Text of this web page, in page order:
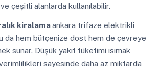
çeşitli alanlarda kullanılabilir.
kiralamaankara trifaze elektrikli
bu da hem bütçenize dost hem de çevreye
sunar. Düşük yakıt tüketimi ısımak
verimlilikleri sayesinde daha az miktarda